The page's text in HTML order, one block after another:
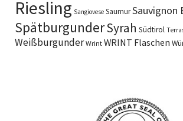
Riesling Sangiovese SaumurSauvignon
SpätburgunderSyrah Südtirol
Weißburgunder Wrint WRINT Flaschen